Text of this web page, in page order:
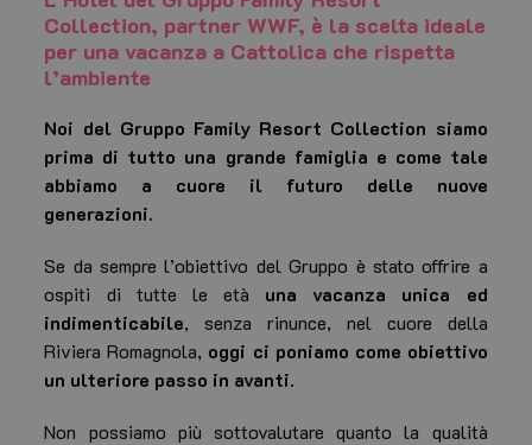
Collection, partner WWF, è la scelta ideale
per una vacanza a Cattolica che rispetta
l’ambiente
Noi del Gruppo Family Resort Collection siamo
prima di tutto una grande famiglia e come tale
abbiamo a cuore il futuro delle nuove
generazioni.
Se da sempre l’obiettivo del Gruppo è stato offrire a
ospiti di tutte le età una vacanza unica ed
indimenticabile, senza rinunce, nel cuore della
Riviera Romagnola, oggi ci poniamo come obiettivo
un ulteriore passo in avanti.
Non possiamo più sottovalutare quanto la qualità